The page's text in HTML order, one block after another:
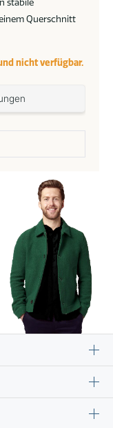
Querschnitt
nicht verfügbar.